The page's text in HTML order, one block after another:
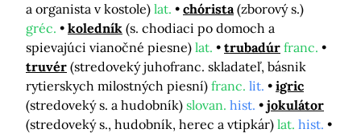
a organista v kostole) lat. chórista (zborový s.)
gréc.
koledník (s. chodiaci po domoch a
spievajúci vianočné piesne) lat. trubadúr franc.
truvér (stredoveký juhofranc. skladateľ, básnik
rytierskych milostných piesní) franc. lit.
igric
(stredoveký s. a hudobník) slovan. hist.
jokulátor
(stredoveký s., hudobník, herec a vtipkár) lat. hist.